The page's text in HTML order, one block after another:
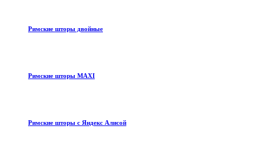
Римские шторы двойные
Римские шторы MAXI
Римские шторы с Яндекс Алисой